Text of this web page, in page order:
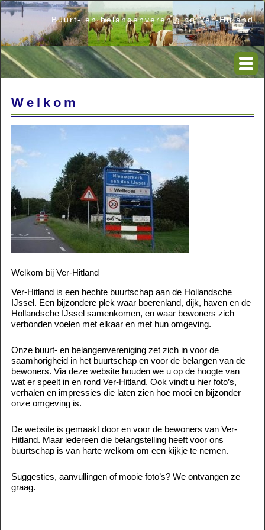
Buurt- en belangenvereniging Ver-Hitland
Welkom
Welkom bij Ver-Hitland
Ver-Hitland is een hechte buurtschap aan de Hollandsche
IJssel. Een bijzondere plek waar boerenland, dijk, haven en de
Hollandsche IJssel samenkomen, en waar bewoners zich
verbonden voelen met elkaar en met hun omgeving.
Onze buurt- en belangenvereniging zet zich in voor de
saamhorigheid in het buurtschap en voor de belangen van de
bewoners. Via deze website houden we u op de hoogte van
wat er speelt in en rond Ver-Hitland. Ook vindt u hier foto’s,
verhalen en impressies die laten zien hoe mooi en bijzonder
onze omgeving is.
De website is gemaakt door en voor de bewoners van Ver-
Hitland. Maar iedereen die belangstelling heeft voor ons
buurtschap is van harte welkom om een kijkje te nemen.
Suggesties, aanvullingen of mooie foto’s? We ontvangen ze
graag.